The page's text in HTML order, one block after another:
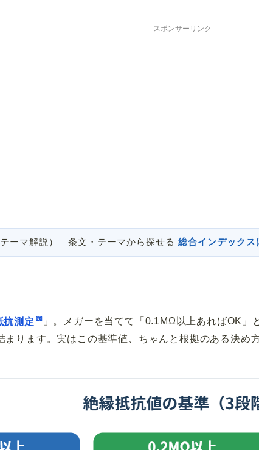
スポンサーリンク
ーマ解説）｜条文・テーマから探せる 総合インデック
抗測定 」。メガーを当てて「0.1MΩ以上あればOK」
ります。実はこの基準値、ちゃんと根拠のある決め